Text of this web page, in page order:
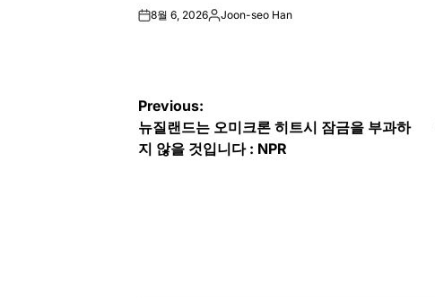
on8월 6, 2026Posted
Joon-seo Han
글
탐
Previous:
뉴질랜드는 오미크론 히트시 잠금을 부과하
지 않을 것입니다 : NPR